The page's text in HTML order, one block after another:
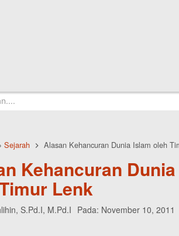
Sejarah Alasan Kehancuran Dunia Islam oleh
Kehancuran
Lenk
S.Pd.I, M.Pd.I Pada: November 10, 2011